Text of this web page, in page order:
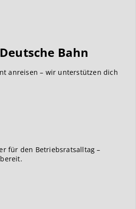
Bahn
anreisen – wir unterstützen dich
für den Betriebsratsalltag –